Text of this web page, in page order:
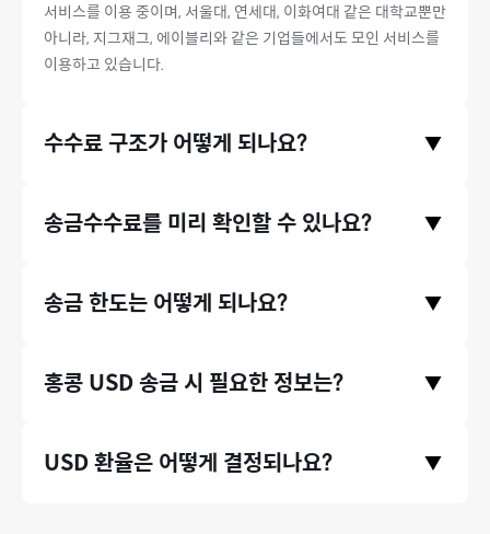
서비스를 이용 중이며, 서울대, 연세대, 이화여대 같은 대학교뿐만
아니라, 지그재그, 에이블리와 같은 기업들에서도 모인 서비스를
이용하고 있습니다.
수수료 구조가 어떻게 되나요? ▼
직 송금기관 수수료만 받고있습니다. 따라서 송금 시 발생하는 수
송금수수료를 미리 확인할 수 있나요? ▼
송금 국가와 원하시는 송금액을 입력하고 하단에 수수료 비교 영
있습니다.
송금 한도는 어떻게 되나요? ▼
액 없이 무제한으로 송금할 수 있습니다. (단, 태국 등 일부 국가의
홍콩 USD 송금 시 필요한 정보는? ▼
다.
USD 환율은 어떻게 결정되나요? ▼